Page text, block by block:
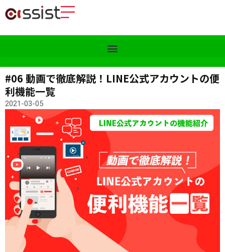
#06 動画で徹底解説！LINE公式アカウントの便
利機能一覧
2021-03-05